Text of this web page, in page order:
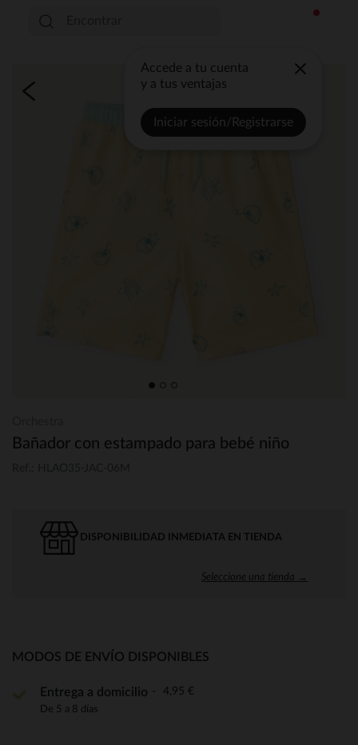
Accede a tu cuenta
y a tus ventajas
Iniciar sesión/Registrarse
Bañador con estampado para bebé niño
DISPONIBILIDAD INMEDIATA EN TIENDA
Seleccione una tienda →
MODOS DE ENVÍO DISPONIBLES
Entrega a domicilio 4,95 €
De 5 a 8 días